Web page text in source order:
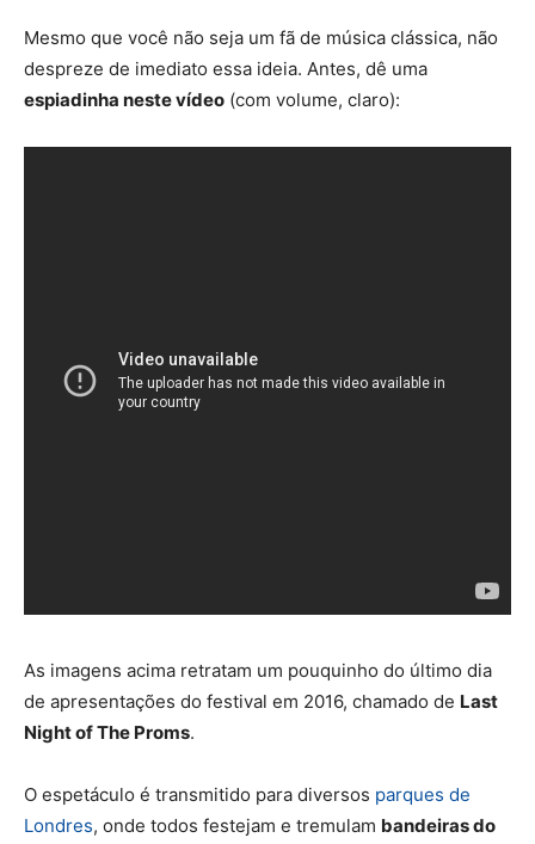
Mesmo que você não seja um fã de música clássica, não
despreze de imediato essa ideia. Antes, dê uma
espiadinha neste vídeo (com volume, claro):
As imagens acima retratam um pouquinho do último dia
de apresentações do festival em 2016, chamado de Last
Night of The Proms.
O espetáculo é transmitido para diversos parques de
Londres, onde todos festejam e tremulam bandeiras do